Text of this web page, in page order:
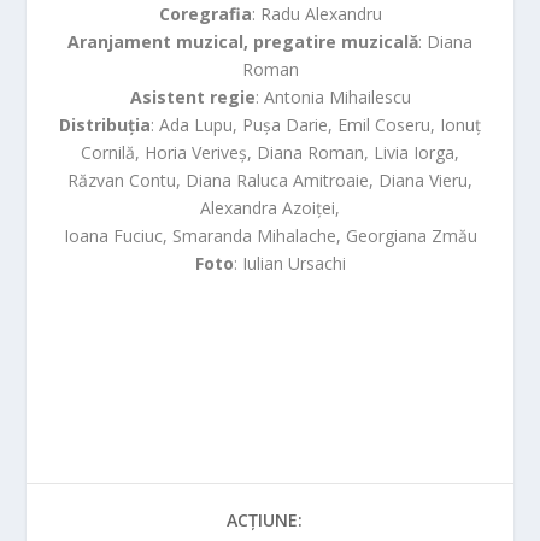
Coregrafia: Radu Alexandru
Aranjament muzical, pregatire muzicală: Diana
Roman
Asistent regie: Antonia Mihailescu
Distribuția: Ada Lupu, Pușa Darie, Emil Coseru, Ionuț
Cornilă, Horia Veriveș, Diana Roman, Livia Iorga,
Răzvan Contu, Diana Raluca Amitroaie, Diana Vieru,
Alexandra Azoiței,
Ioana Fuciuc, Smaranda Mihalache, Georgiana Zmău
Foto: Iulian Ursachi
ACȚIUNE: